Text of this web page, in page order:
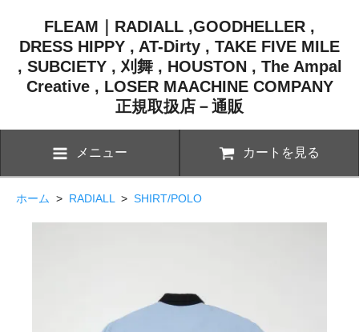
FLEAM｜RADIALL ,GOODHELLER ,
DRESS HIPPY , AT-Dirty , TAKE FIVE MILE
, SUBCIETY , 刈舞 , HOUSTON , The Ampal
Creative , LOSER MAACHINE COMPANY
正規取扱店－通販
メニュー カートを見る
ホーム > RADIALL > SHIRT/POLO